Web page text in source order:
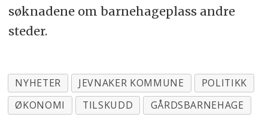
søknadene om barnehageplass andre
steder.
NYHETER JEVNAKER KOMMUNE
POLITIKK
ØKONOMI
TILSKUDD GÅRDSBARNEHAGE